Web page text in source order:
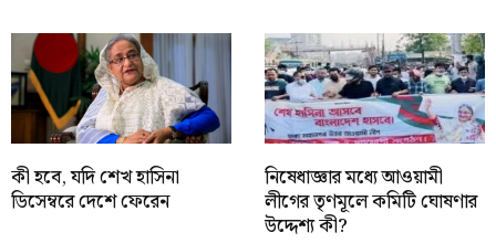
কী হবে, যদি শেখ হাসিনা
ডিসেম্বরে দেশে ফেরেন
নিষেধাজ্ঞার মধ্যে আওয়ামী
লীগের তৃণমূলে কমিটি ঘোষণার
উদ্দেশ্য কী?